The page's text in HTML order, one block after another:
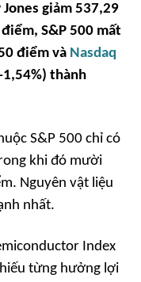
giảm 537,29
S&P 500 mất
điểm và Nasdaq
thành
S&P 500 chỉ có
khi đó mười
Nguyên vật liệu
nhất.
Index
từng hưởng lợi